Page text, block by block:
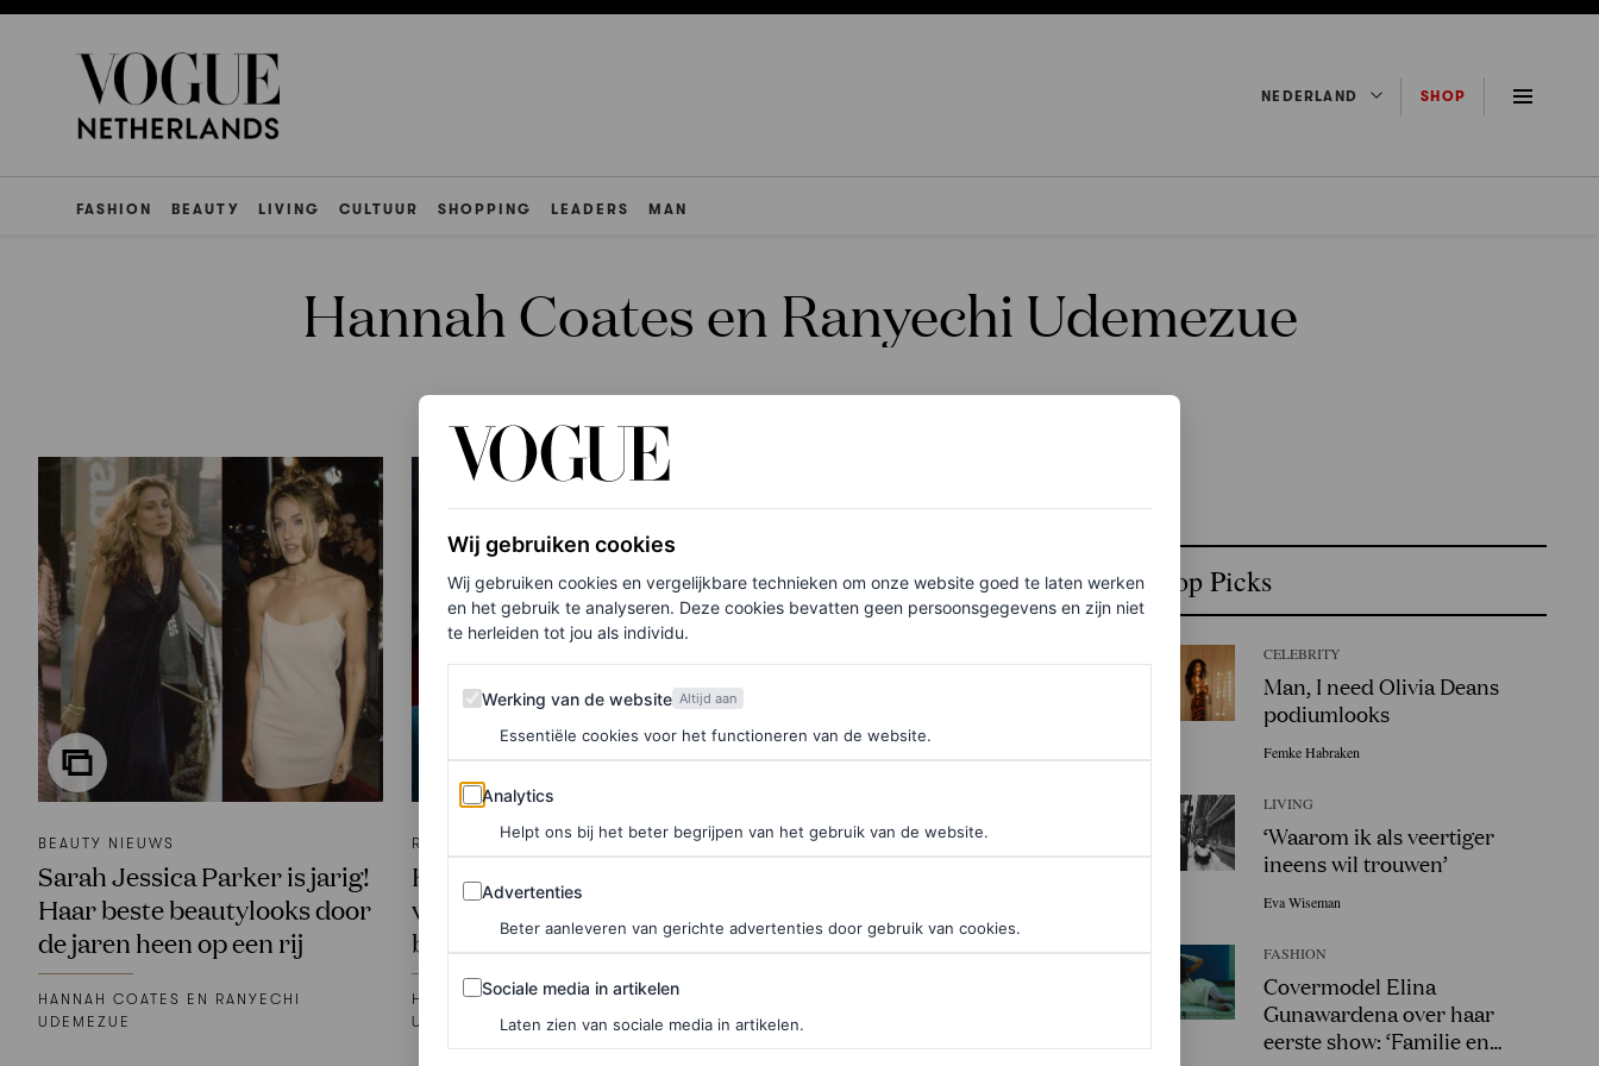
NEDERLAND SHOP
FASHION BEAUTY LIVING CULTUUR SHOPPING LEADERS MAN
Hannah Coates en Ranyechi Udemezue
BEAUTY NIEUWS
Sarah Jessica Parker is jarig!
Haar beste beautylooks door
de jaren heen op een rij
HANNAH COATES EN RANYECHI
UDEMEZUE
ROYALS
Kate Middleton viert 44e
verjaardag: haar beste
beautymomenten op een rij
HANNAH COATES EN RANYECHI
UDEMEZUE
Top Picks
CELEBRITY
Man, I need Olivia Deans
podiumlooks
Femke Habraken
LIVING
‘Waarom ik als veertiger
ineens wil trouwen’
Eva Wiseman
FASHION
Covermodel Elina
Gunawardena over haar
eerste show: ‘Familie en
Wij gebruiken cookies
Wij gebruiken cookies en vergelijkbare technieken om onze website goed te laten werken
en het gebruik te analyseren. Deze cookies bevatten geen persoonsgegevens en zijn niet
te herleiden tot jou als individu.
Werking van de website
Werking van de website Altijd aan
Essentiële cookies voor het functioneren van de website.
Analytics
Analytics
Helpt ons bij het beter begrijpen van het gebruik van de website.
Advertenties
Advertenties
Beter aanleveren van gerichte advertenties door gebruik van cookies.
Sociale media in artikelen
Sociale media in artikelen
Laten zien van sociale media in artikelen.